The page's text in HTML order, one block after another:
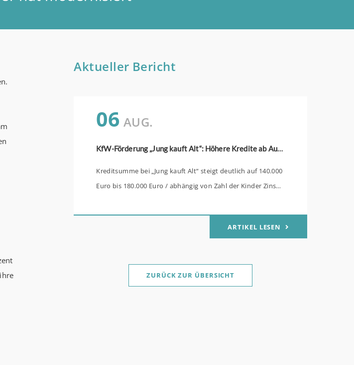
Aktueller Bericht
06 AUG.
KfW-Förderung „Jung kauft Alt“: Höhere Kredite ab August 2026
Kreditsumme bei „Jung kauft Alt“ steigt deutlich auf 140.000
Euro bis 180.000 Euro / abhängig von Zahl der Kinder Zinsen
0,53 Prozent effektiv bei 35 Jahren Laufzeit und 10 Jahren
Zinsbindung Antragstellende verpflichten sich zuARTIKEL LESEN
ZURÜCK ZUR ÜBERSICHT